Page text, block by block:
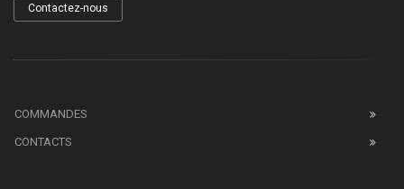
Contactez-nous
COMMANDES
CONTACTS